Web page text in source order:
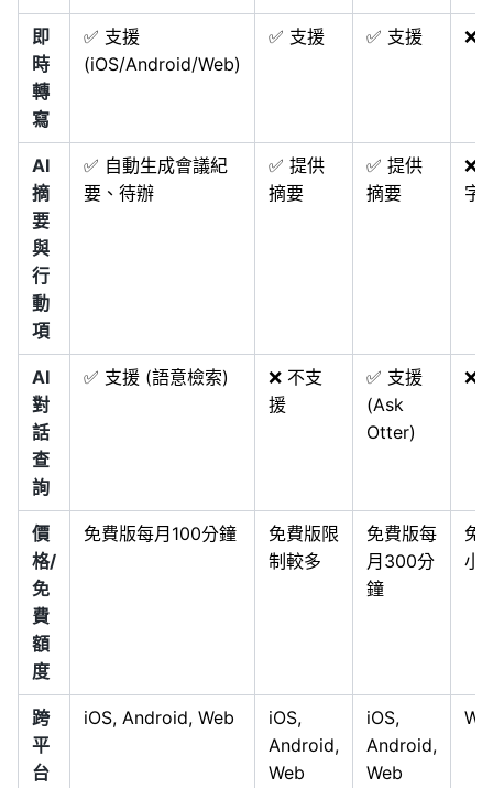
即
時
轉
寫
✅ 支援
(iOS/Android/Web)
✅ 支援 ✅ 支援 ❌
AI
摘
要
與
行
動
項
✅ 自動生成會議紀
要、待辦
✅ 提供
摘要
✅ 提供
摘要
❌
字
AI
對
話
查
詢
✅ 支援 (語意檢索)
❌ 不支
援
✅ 支援
(Ask
Otter)
❌
價
格/
免
費
額
度
免費版每月100分鐘
免費版限
制較多
免費版每
月300分
鐘
免
小
跨
平
台
iOS, Android, Web
iOS,
Android,
Web
iOS,
Android,
Web